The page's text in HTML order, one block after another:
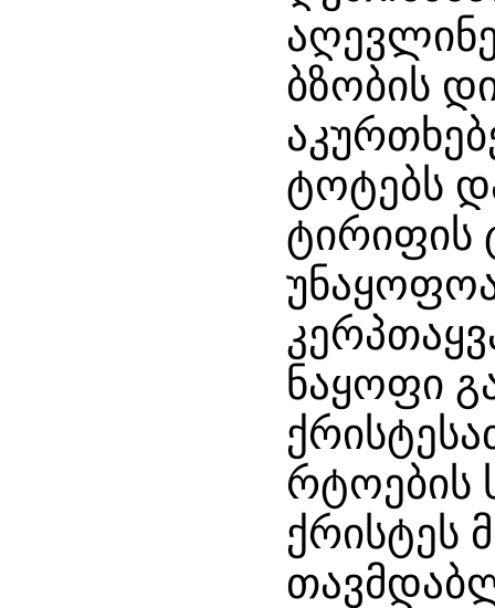
ბზობის
ტოტებს
ნაყოფი
რტოების
ქრისტეს